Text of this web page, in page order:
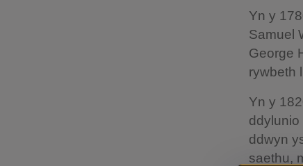
Yn y
Samuel
George
rywbeth
Yn y
ddylunio
ddwyn
saethu,